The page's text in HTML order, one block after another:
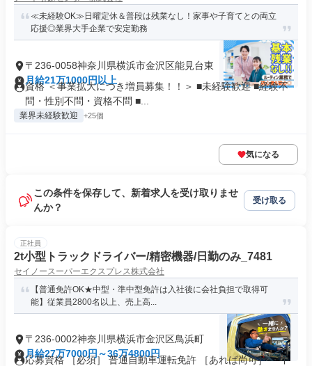
≪未経験OK≫日曜定休＆普段は残業なし！家事や子育てとの両立
応援◎業界大手企業で安定勤務
〒236-0058神奈川県横浜市金沢区能見台東
月給21万1000円以上
資格 ＜事業拡大につき増員募集！！＞ ■未経験歓迎 ■経験不
問・性別不問・資格不問 ■...
業界未経験歓迎 +25個
気になる
この条件を保存して、新着求人を受け取りませ
んか？
受け取る
正社員
2t小型トラックドライバー/精密機器/日勤のみ_7481
セイノースーパーエクスプレス株式会社
【普通免許OK★中型・準中型免許は入社後に会社負担で取得可
能】従業員2800名以上、売上高...
〒236-0002神奈川県横浜市金沢区鳥浜町
月給27万7000円～36万4800円
応募資格 ［必須］ 普通自動車運転免許 ［あれば尚可］ ・中